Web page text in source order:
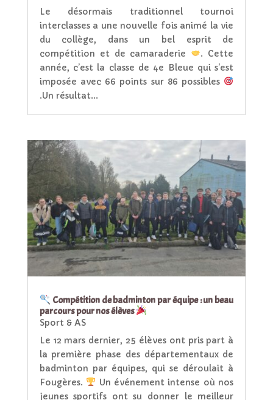
Le désormais traditionnel tournoi
interclasses a une nouvelle fois animé la vie
du collège, dans un bel esprit de
compétition et de camaraderie
. Cette
année, c’est la classe de 4e Bleue qui s’est
imposée avec 66 points sur 86 possibles
.Un résultat...
Compétition de badminton par équipe : un beau
parcours pour nos élèves
Sport & AS
Le 12 mars dernier, 25 élèves ont pris part à
la première phase des départementaux de
badminton par équipes, qui se déroulait à
Fougères.
Un événement intense où nos
jeunes sportifs ont su donner le meilleur